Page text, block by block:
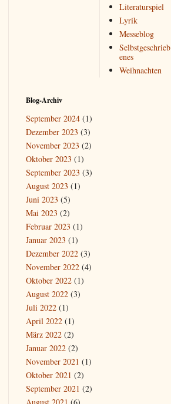
Literaturspiel
Lyrik
Messeblog
Selbstgeschrieb
enes
Weihnachten
Blog-Archiv
September 2024 (1)
Dezember 2023 (3)
November 2023 (2)
Oktober 2023 (1)
September 2023 (3)
August 2023 (1)
Juni 2023 (5)
Mai 2023 (2)
Februar 2023 (1)
Januar 2023 (1)
Dezember 2022 (3)
November 2022 (4)
Oktober 2022 (1)
August 2022 (3)
Juli 2022 (1)
April 2022 (1)
März 2022 (2)
Januar 2022 (2)
November 2021 (1)
Oktober 2021 (2)
September 2021 (2)